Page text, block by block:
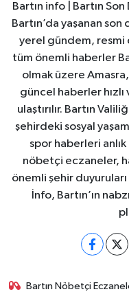
Bartın info | Bartın
Bartın’da yaşanan
yerel gündem, resmi
tüm önemli haberler
olmak üzere
güncel haberler
ulaştırılır. Bartın
şehirdeki sosyal
spor haberleri anlık
nöbetçi eczaneler,
önemli şehir
İnfo, Bartın’ın
Bartın Nöbetçi